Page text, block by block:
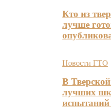
Кто из
лучше
Новости ГТО
В
лучших